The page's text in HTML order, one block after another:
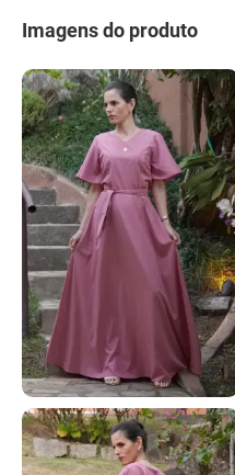
Imagens do produto